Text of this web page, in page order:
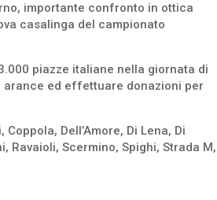
importante confronto in ottica
casalinga del campionato
piazze italiane nella giornata di
arance ed effettuare donazioni per
Dell’Amore, Di Lena, Di
Ravaioli, Scermino, Spighi, Strada M,